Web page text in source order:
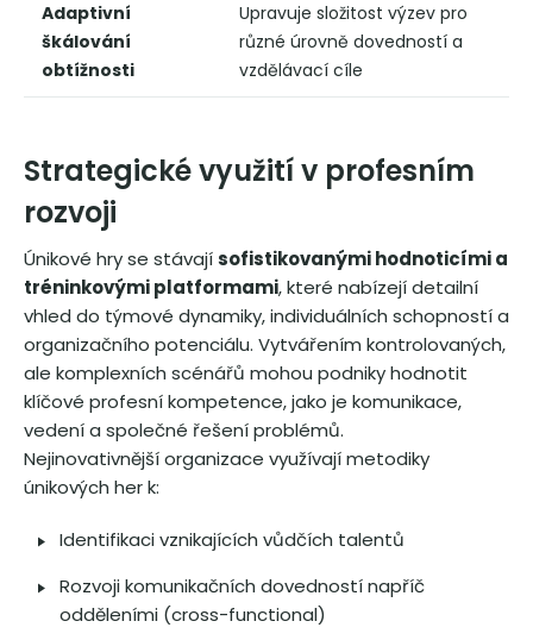
Adaptivní
škálování
obtížnosti
Upravuje složitost výzev pro
různé úrovně dovedností a
vzdělávací cíle
Strategické využití v profesním
rozvoji
Únikové hry se stávajísofistikovanými hodnoticími a
tréninkovými platformami, které nabízejí detailní
vhled do týmové dynamiky, individuálních schopností a
organizačního potenciálu. Vytvářením kontrolovaných,
ale komplexních scénářů mohou podniky hodnotit
klíčové profesní kompetence, jako je komunikace,
vedení a společné řešení problémů.
Nejinovativnější organizace využívají metodiky
únikových her k:
Identifikaci vznikajících vůdčích talentů
Rozvoji komunikačních dovedností napříč
odděleními (cross-functional)